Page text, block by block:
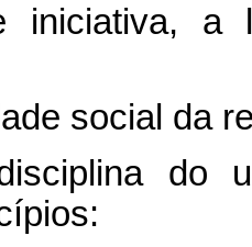
a
social da
do